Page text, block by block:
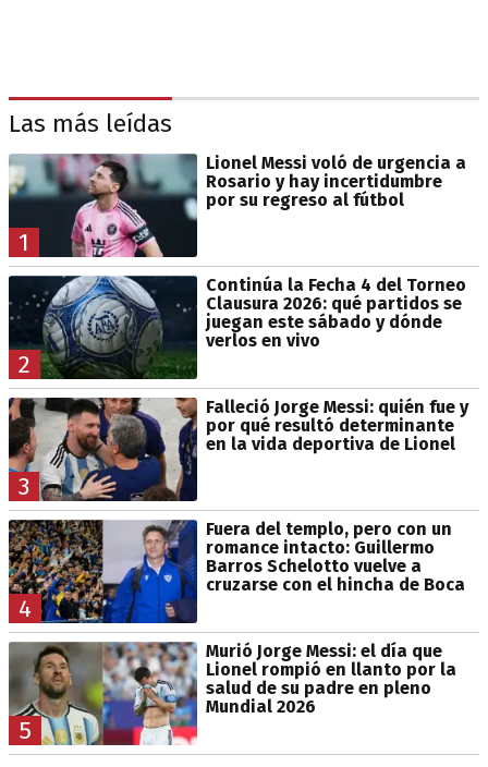
Las más leídas
1
Lionel Messi voló de urgencia a
Rosario y hay incertidumbre
por su regreso al fútbol
2
Continúa la Fecha 4 del Torneo
Clausura 2026: qué partidos se
juegan este sábado y dónde
verlos en vivo
3
Falleció Jorge Messi: quién fue y
por qué resultó determinante
en la vida deportiva de Lionel
4
Fuera del templo, pero con un
romance intacto: Guillermo
Barros Schelotto vuelve a
cruzarse con el hincha de Boca
5
Murió Jorge Messi: el día que
Lionel rompió en llanto por la
salud de su padre en pleno
Mundial 2026